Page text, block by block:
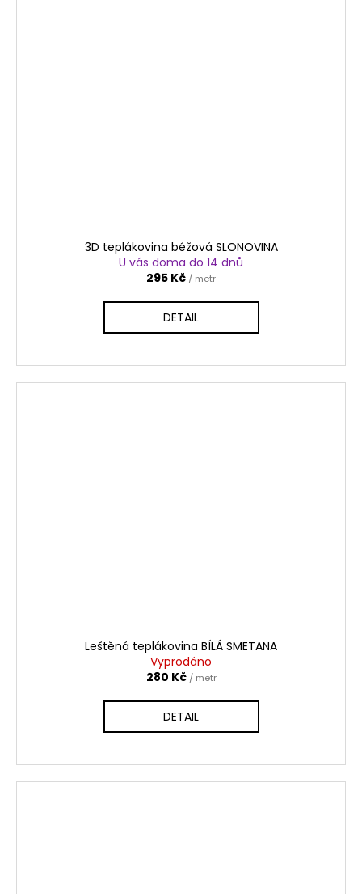
3D teplákovina béžová SLONOVINA
U vás doma do 14 dnů
295 Kč / metr
DETAIL
Leštěná teplákovina BÍLÁ SMETANA
Vyprodáno
280 Kč / metr
DETAIL